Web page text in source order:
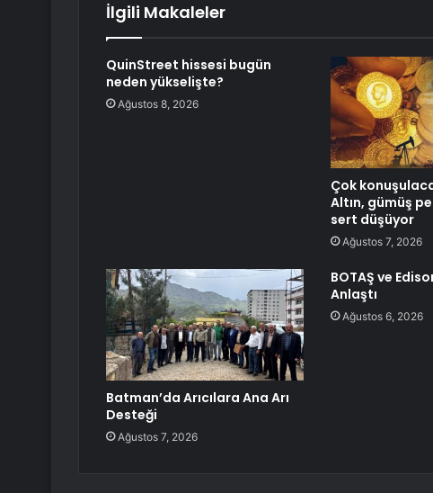
İlgili Makaleler
QuinStreet hissesi bugün
neden yükselişte?
Ağustos 8, 2026
Çok
Altın, gümüş
sert düşüyor
Ağustos 7, 2026
Batman’da Arıcılara Ana Arı
Desteği
Ağustos 7, 2026
BOTAŞ ve
Anlaştı
Ağustos 6, 2026